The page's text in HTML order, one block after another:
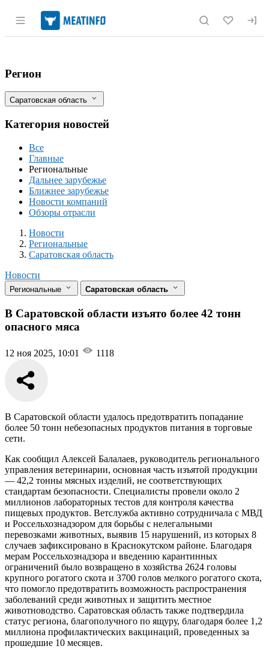
Раздел навигации по сайту
В Саратовской области изъято более 42
Фильтры
Регион
Саратовская область
Категория новостей
Все
Главные
Региональные
Дальнее зарубежье
Ближнее зарубежье
Новости компаний
Обзоры отрасли
Новости
Разделы
Новости
Региональные
Саратовская область
Новости
Региональные Саратовская область
В Саратовской области изъято более 42 тонн
опасного мяса
12 ноя 2025, 10:01 1118
В Саратовской области удалось предотвратить попадание
более 50 тонн небезопасных продуктов питания в торговые
сети.
Как сообщил Алексей Балалаев, руководитель регионального
управления ветеринарии, основная часть изъятой продукции
— 42,2 тонны мясных изделий, не соответствующих
стандартам безопасности. Специалисты провели около 2
миллионов лабораторных тестов для контроля качества
пищевых продуктов. Ветслужба активно сотрудничала с МВД
и Россельхознадзором для борьбы с нелегальными
перевозками животных, выявив 15 нарушений, из которых 8
случаев зафиксировано в Краснокутском районе. Благодаря
мерам Россельхознадзора и введению карантинных
ограничений было возвращено в хозяйства 2624 головы
крупного рогатого скота и 3700 голов мелкого рогатого скота,
что помогло предотвратить возможность распространения
заболеваний среди животных и защитить местное
животноводство. Саратовская область также подтвердила
статус региона, благополучного по ящуру, благодаря более 1,2
миллиона профилактических вакцинаций, проведенных за
прошедшие 10 месяцев.